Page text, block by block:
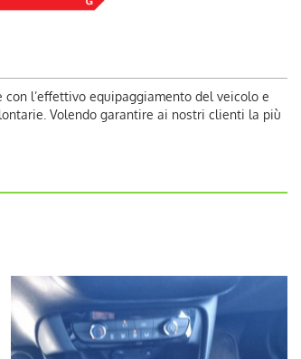
l’effettivo equipaggiamento del veicolo e
Volendo garantire ai nostri clienti la più